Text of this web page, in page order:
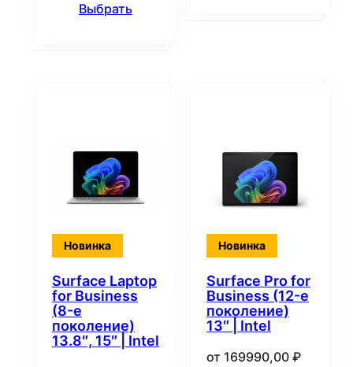
Выбрать
Новинка
Surface Laptop
for Business
(8-е
поколение)
13.8″, 15″ | Intel
Новинка
Surface Pro for
Business (12-е
поколение)
13″ | Intel
от 169990,00 ₽